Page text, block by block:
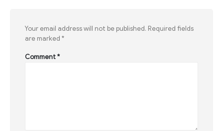
Your email address will not be published. Required fields
are marked *
Comment*